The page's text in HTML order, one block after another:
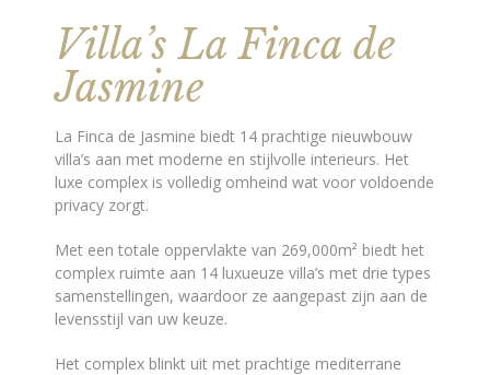
Villa’s La Finca de
Jasmine
La Finca de Jasmine biedt 14 prachtige nieuwbouw
villa’s aan met moderne en stijlvolle interieurs. Het
luxe complex is volledig omheind wat voor voldoende
privacy zorgt.
Met een totale oppervlakte van 269,000m² biedt het
complex ruimte aan 14 luxueuze villa’s met drie types
samenstellingen, waardoor ze aangepast zijn aan de
levensstijl van uw keuze.
Het complex blinkt uit met prachtige mediterrane